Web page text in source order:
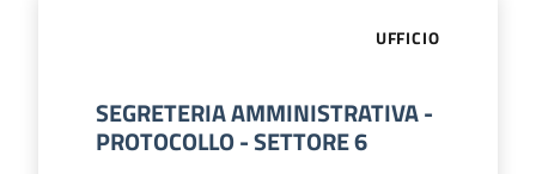
UFFICIO
SEGRETERIA AMMINISTRATIVA -
PROTOCOLLO - SETTORE 6